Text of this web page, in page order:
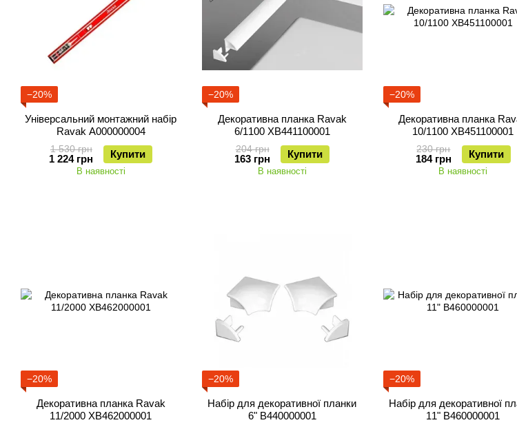
−20%
Універсальний монтажний набір
Ravak A000000004
1 530 грн
1 224 грн Купити
В наявності
−20%
Декоративна планка Ravak
6/1100 XB441100001
204 грн
163 грн Купити
В наявності
−20%
Декоративна планка
10/1100 XB451100001
230 грн
184 грн Купити
В наявності
−20%
Декоративна планка Ravak
11/2000 XB462000001
−20%
Набір для декоративної планки
6" B440000001
−20%
Набір для декоративної
11" B460000001